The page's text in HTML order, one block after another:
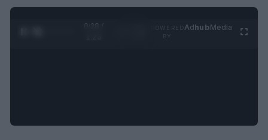
0:29 /
AdhubMedia